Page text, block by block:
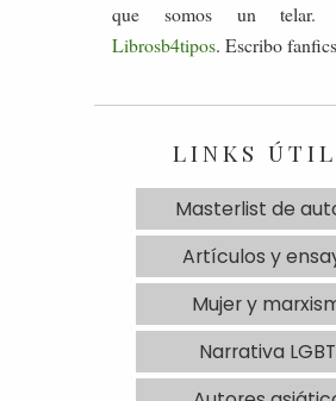
que somos un telar.
Librosb4tipos. Escribo
LINKS
Masterlist de
Artículos y
Mujer y
Narrativa